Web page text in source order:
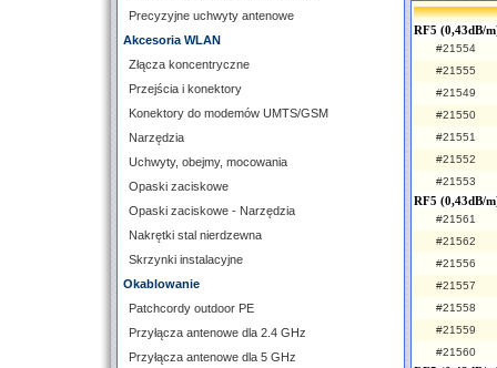
Precyzyjne uchwyty antenowe
Akcesoria WLAN
Złącza koncentryczne
Przejścia i konektory
Konektory do modemów UMTS/GSM
Narzędzia
Uchwyty, obejmy, mocowania
Opaski zaciskowe
Opaski zaciskowe - Narzędzia
Nakrętki stal nierdzewna
Skrzynki instalacyjne
Okablowanie
Patchcordy outdoor PE
Przyłącza antenowe dla 2.4 GHz
Przyłącza antenowe dla 5 GHz
RF5 (0,43dB/
#21554
#21555
#21549
#21550
#21551
#21552
#21553
RF5 (0,43dB/
#21561
#21562
#21556
#21557
#21558
#21559
#21560